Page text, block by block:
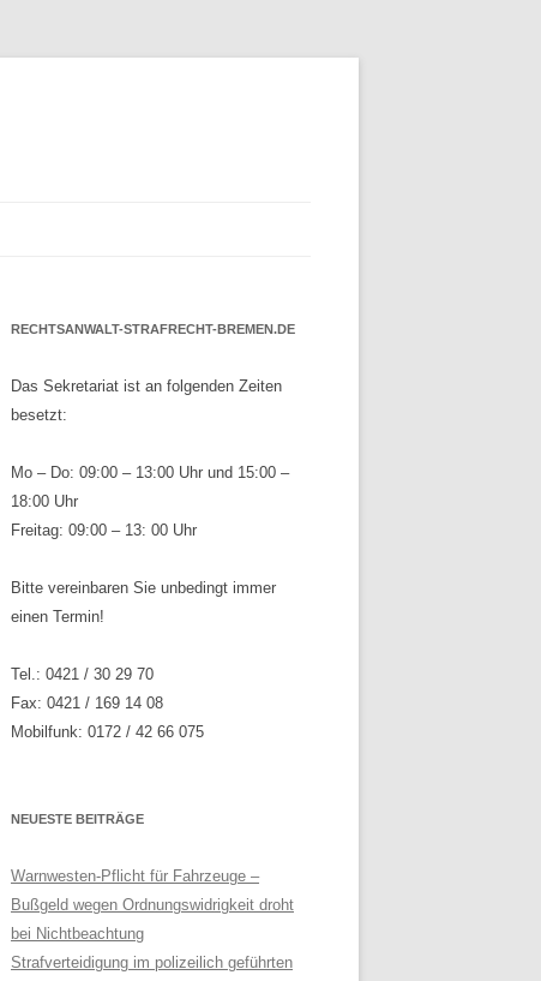
RECHTSANWALT-STRAFRECHT-BREMEN.DE
Das Sekretariat ist an folgenden Zeiten
besetzt:
Mo – Do: 09:00 – 13:00 Uhr und 15:00 –
18:00 Uhr
Freitag: 09:00 – 13: 00 Uhr
Bitte vereinbaren Sie unbedingt immer
einen Termin!
Tel.: 0421 / 30 29 70
Fax: 0421 / 169 14 08
Mobilfunk: 0172 / 42 66 075
NEUESTE BEITRÄGE
Warnwesten-Pflicht für Fahrzeuge –
Bußgeld wegen Ordnungswidrigkeit droht
bei Nichtbeachtung
Strafverteidigung im polizeilich geführten